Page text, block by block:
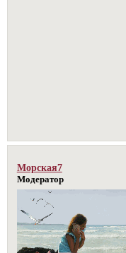
Морская7
Модератор